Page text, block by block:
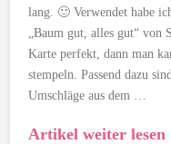
lang. 🙂 Verwendet habe
„Baum gut, alles gut“ von
Karte perfekt, dann man
stempeln. Passend dazu
Umschläge aus dem …
Artikel weiter lesen